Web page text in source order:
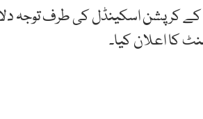
میں میچ فکسنگ کے کرپشن اسکینڈل کی طرف
کا اعلان کیا۔